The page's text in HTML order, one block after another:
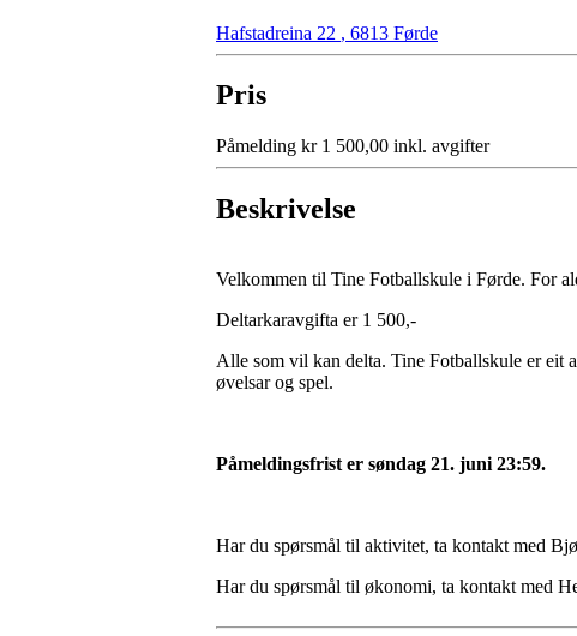
Hafstadreina 22 , 6813 Førde
Pris
Påmelding kr 1 500,00 inkl. avgifter
Beskrivelse
Velkommen til Tine Fotballskule i Førde. For
Deltarkaravgifta er 1 500,-
Alle som vil kan delta. Tine Fotballskule er eit
øvelsar og spel.
Påmeldingsfrist er søndag 21. juni 23:59.
Har du spørsmål til aktivitet, ta kontakt med
Har du spørsmål til økonomi, ta kontakt med